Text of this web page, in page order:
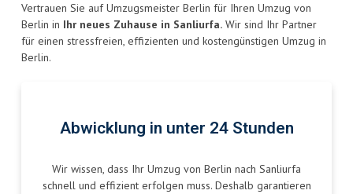
Vertrauen Sie auf Umzugsmeister Berlin für Ihren Umzug von
Berlin in Ihr neues Zuhause in Sanliurfa. Wir sind Ihr Partner
für einen stressfreien, effizienten und kostengünstigen Umzug in
Berlin.
Abwicklung in unter 24 Stunden
Wir wissen, dass Ihr Umzug von Berlin nach Sanliurfa
schnell und effizient erfolgen muss. Deshalb garantieren